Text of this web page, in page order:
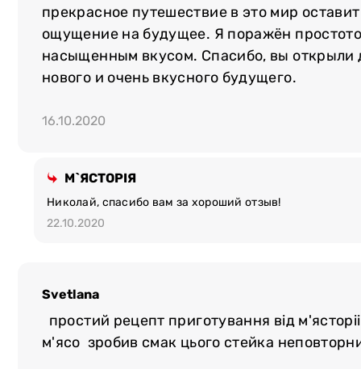
прекрасное путешествие в это мир
ощущение на будущее. Я поражён
насыщенным вкусом. Спасибо, вы открыли
нового и очень вкусного будущего.
16.10.2020
М`ЯСТОРІЯ
Николай, спасибо вам за хороший отзыв!
22.10.2020
Svetlana
простий рецепт приготування від
м'ясо зробив смак цього стейка